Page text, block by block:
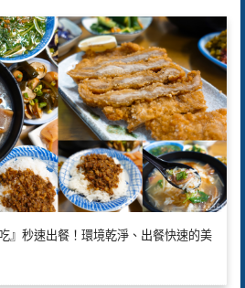
』秒速出餐！環境乾淨、出餐快速的美